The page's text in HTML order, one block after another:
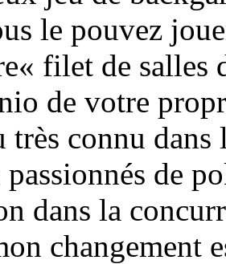
le pouvez
filet de salles
de votre
très connu dans
de
dans la
changement